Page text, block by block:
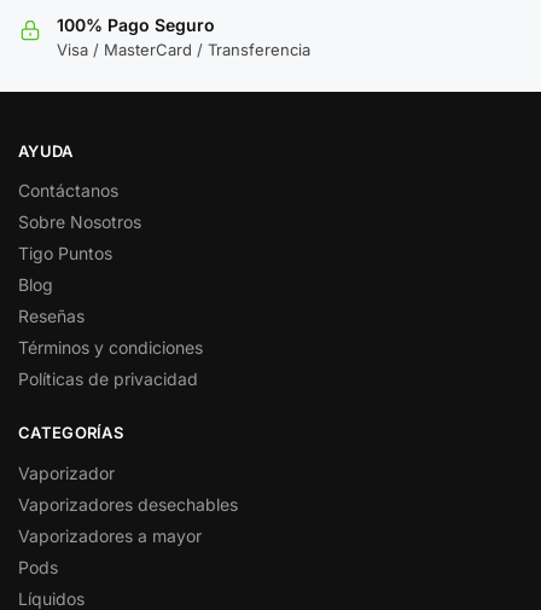
100% Pago Seguro
Visa / MasterCard / Transferencia
AYUDA
Contáctanos
Sobre Nosotros
Tigo Puntos
Blog
Reseñas
Términos y condiciones
Políticas de privacidad
CATEGORÍAS
Vaporizador
Vaporizadores desechables
Vaporizadores a mayor
Pods
Líquidos